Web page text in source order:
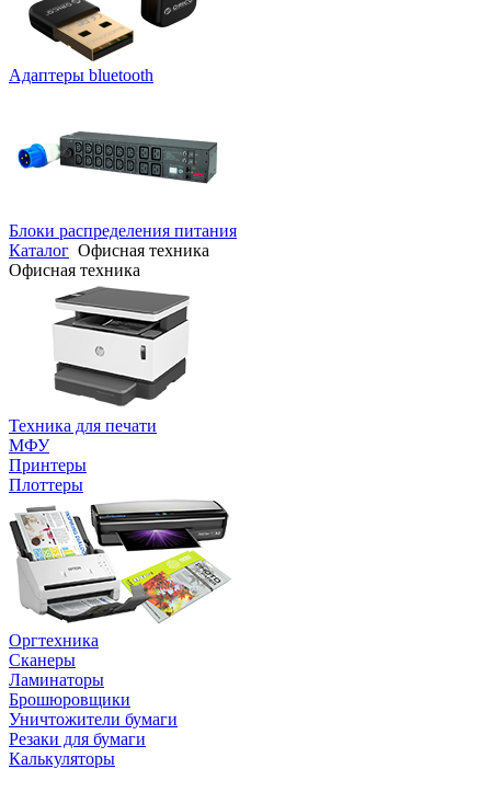
Адаптеры bluetooth
Блоки распределения питания
Каталог Офисная техника
Офисная техника
Техника для печати
МФУ
Принтеры
Плоттеры
Оргтехника
Сканеры
Ламинаторы
Брошюровщики
Уничтожители бумаги
Резаки для бумаги
Калькуляторы